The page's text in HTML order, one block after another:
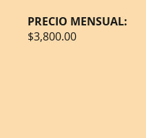
PRECIO MENSUAL:
$3,800.00